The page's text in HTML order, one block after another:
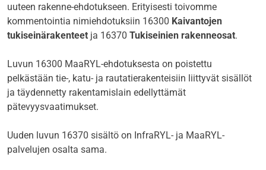
uuteen rakenne-ehdotukseen. Erityisesti toivomme
kommentointia nimiehdotuksiin 16300 Kaivantojen
tukiseinärakenteet ja 16370 Tukiseinien rakenneosat.
Luvun 16300 MaaRYL-ehdotuksesta on poistettu
pelkästään tie-, katu- ja rautatierakenteisiin liittyvät sisällöt
ja täydennetty rakentamislain edellyttämät
pätevyysvaatimukset.
Uuden luvun 16370 sisältö on InfraRYL- ja MaaRYL-
palvelujen osalta sama.